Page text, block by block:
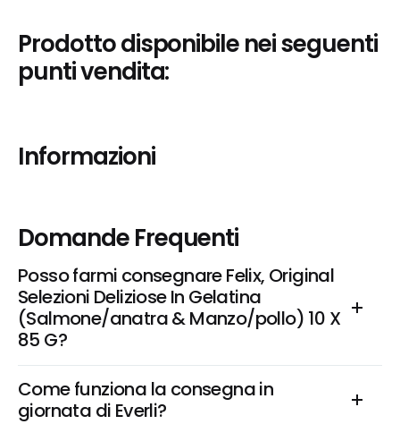
Prodotto disponibile nei seguenti
punti vendita:
Informazioni
Domande Frequenti
Posso farmi consegnare Felix, Original
Selezioni Deliziose In Gelatina
(Salmone/anatra & Manzo/pollo) 10 X
85 G?
Come funziona la consegna in
giornata di Everli?